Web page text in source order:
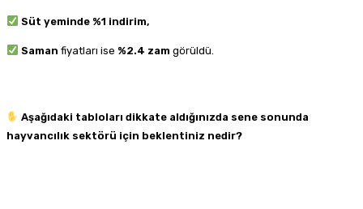
Süt yeminde %1 indirim,
Saman fiyatları ise %2.4 zam görüldü.
Aşağıdaki tabloları dikkate aldığınızda sene sonunda
hayvancılık sektörü için beklentiniz nedir?